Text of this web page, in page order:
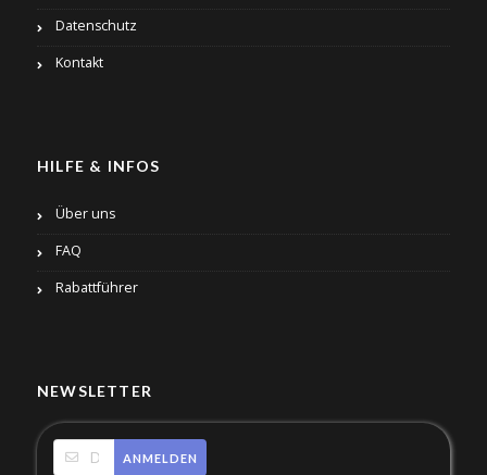
Datenschutz
Kontakt
HILFE & INFOS
Über uns
FAQ
Rabattführer
NEWSLETTER
ANMELDEN